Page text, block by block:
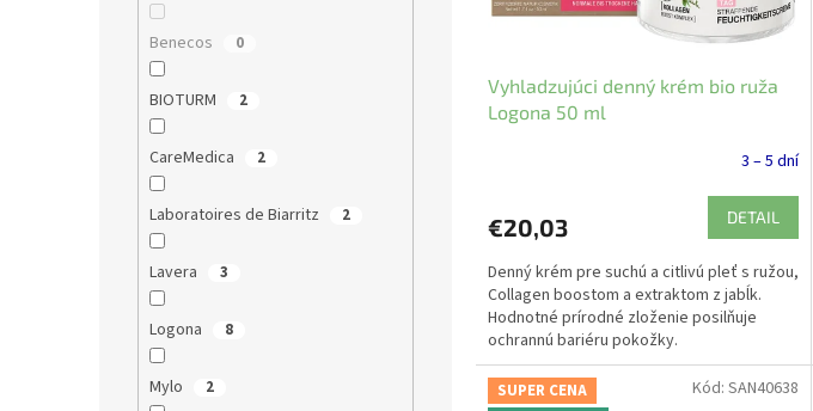
Benecos 0
BIOTURM 2
CareMedica 2
Laboratoires de Biarritz 2
Lavera 3
Logona 8
Mylo 2
Vyhladzujúci denný krém bio ruža
Logona 50 ml
3 – 5 dní
€20,03 DETAIL
Denný krém pre suchú a citlivú pleť s ružou,
Collagen boostom a extraktom z jabĺk.
Hodnotné prírodné zloženie posilňuje
ochrannú bariéru pokožky.
SUPER CENA
Kód: SAN40638